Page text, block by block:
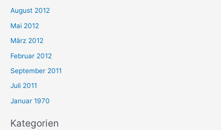
August 2012
Mai 2012
März 2012
Februar 2012
September 2011
Juli 2011
Januar 1970
Kategorien